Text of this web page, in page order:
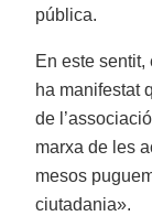
pública.
En este sentit,
ha manifestat
de
marxa de les
mesos
ciutadania».